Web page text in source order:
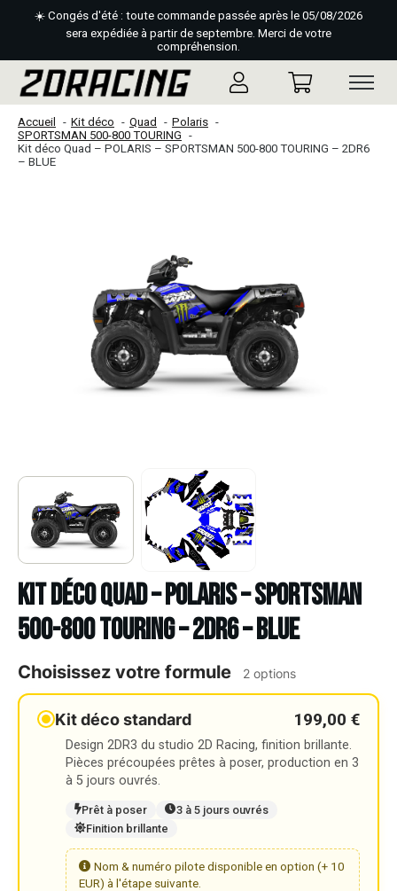
☀️ Congés d'été : toute commande passée après le 05/08/2026
sera expédiée à partir de septembre. Merci de votre
compréhension.
Accueil Kit déco Quad
Polaris
SPORTSMAN 500-800 TOURING
Kit déco Quad – POLARIS – SPORTSMAN 500-800 TOURING – 2DR6
– BLUE
Kit déco Quad – POLARIS – SPORTSMAN
500-800 TOURING – 2DR6 – BLUE
Choisissez votre formule 2 options
Kit déco standard 199,00 €
Design 2DR3 du studio 2D Racing, finition brillante.
Pièces précoupées prêtes à poser, production en 3
à 5 jours ouvrés.
Prêt à poser
3 à 5 jours ouvrés
Finition brillante
Nom & numéro pilote disponible en option (+ 10
EUR) à l'étape suivante.